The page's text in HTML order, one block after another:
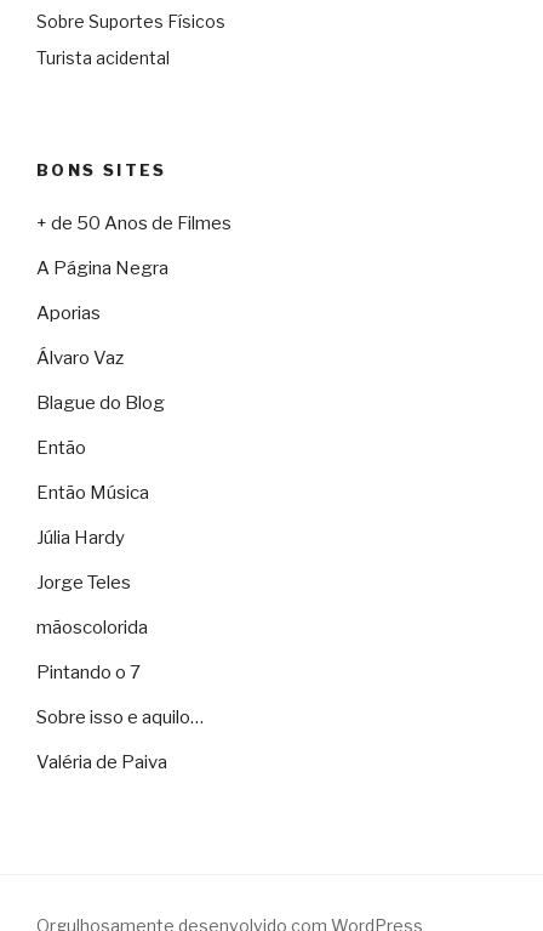
Sobre Suportes Físicos
Turista acidental
BONS SITES
+ de 50 Anos de Filmes
A Página Negra
Aporias
Álvaro Vaz
Blague do Blog
Então
Então Música
Júlia Hardy
Jorge Teles
mãoscolorida
Pintando o 7
Sobre isso e aquilo…
Valéria de Paiva
Orgulhosamente desenvolvido com WordPress